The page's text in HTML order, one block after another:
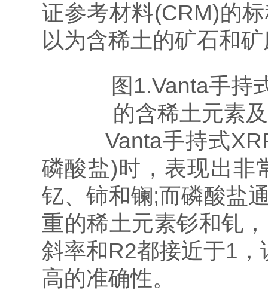
证参考材料(CRM)的
以为含稀土的矿石和
图1.Vanta手持式
的含稀土元素
Vanta手持式XRF
磷酸盐)时，表现出非
钇、铈和镧;而磷酸盐
重的稀土元素钐和钆
斜率和R2都接近于1
高的准确性。